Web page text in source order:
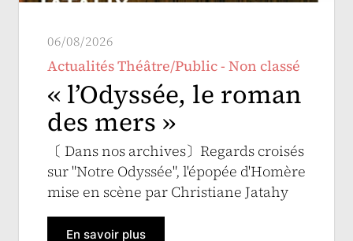
06/08/2026
Actualités Théâtre/Public - Non classé
« l’Odyssée, le roman
des mers »
〔 Dans nos archives〕Regards croisés
sur "Notre Odyssée", l'épopée d'Homère
mise en scène par Christiane Jatahy
En savoir plus